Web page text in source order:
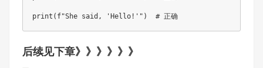
print ( f"She said, 'Hello!'" ) # 正确
后续见下章》》》》》》